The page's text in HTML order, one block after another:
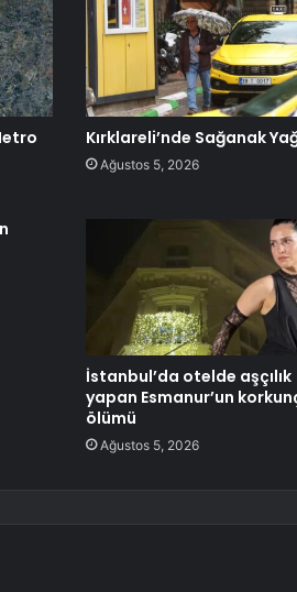
Kırklareli’nde Sağanak
Ağustos 5, 2026
İstanbul’da otelde aşçılık
yapan Esmanur’un
ölümü
Ağustos 5, 2026